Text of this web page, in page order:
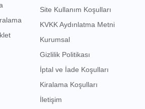
Site Kullanım Koşulları
KVKK Aydınlatma Metni
Kurumsal
Gizlilik Politikası
İptal ve İade Koşulları
Kiralama Koşulları
İletişim